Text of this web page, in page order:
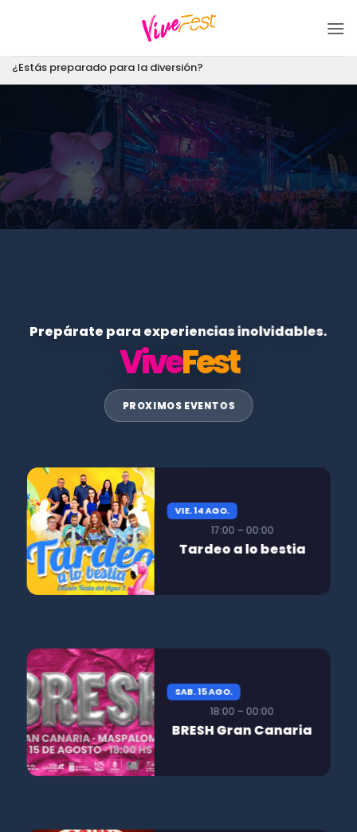
¿Estás preparado para la diversión?
Prepárate para experiencias inolvidables.
ViveFest
PROXIMOS EVENTOS
VIE. 14 AGO.
17:00 – 00:00
Tardeo a lo bestia
SAB. 15 AGO.
18:00 – 00:00
BRESH Gran Canaria